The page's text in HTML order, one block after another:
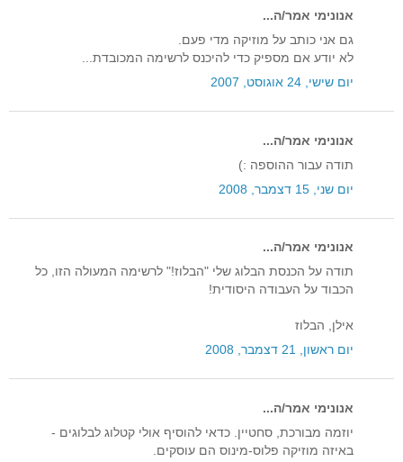
אנונימי אמר/ה...
גם אני כותב על מוזיקה מדי פעם.
לא יודע אם מספיק כדי להיכנס לרשימה המכובדת...
יום שישי, 24 אוגוסט, 2007
אנונימי אמר/ה...
תודה עבור ההוספה :)
יום שני, 15 דצמבר, 2008
אנונימי אמר/ה...
תודה על הכנסת הבלוג שלי "הבלוז!" לרשימה המעולה הזו, כל
הכבוד על העבודה היסודית!
אילן, הבלוז
יום ראשון, 21 דצמבר, 2008
אנונימי אמר/ה...
יוזמה מבורכת, סחטיין. כדאי להוסיף אולי קטלוג לבלוגים -
באיזה מוזיקה פלוס-מינוס הם עוסקים.